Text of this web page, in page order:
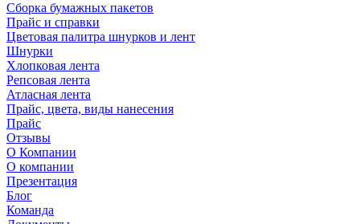
Сборка бумажных пакетов
Прайс и справки
Цветовая палитра шнурков и лент
Шнурки
Хлопковая лента
Репсовая лента
Атласная лента
Прайс, цвета, виды нанесения
Прайс
Отзывы
О Компании
О компании
Презентация
Блог
Команда